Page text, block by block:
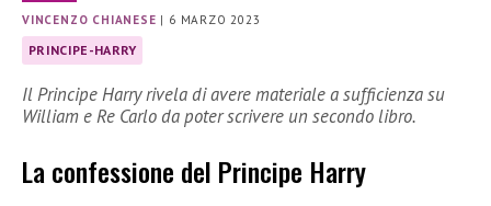
VINCENZO CHIANESE | 6 MARZO 2023
PRINCIPE-HARRY
Il Principe Harry rivela di avere materiale a sufficienza su
William e Re Carlo da poter scrivere un secondo libro.
La confessione del Principe Harry